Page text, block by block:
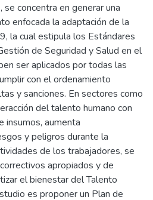
concentra en generar una
enfocada la adaptación de la
la cual estipula los Estándares
de Seguridad y Salud en el
ser aplicados por todas las
con el ordenamiento
y sanciones. En sectores como
del talento humano con
insumos, aumenta
y peligros durante la
de los trabajadores, se
apropiados y de
el bienestar del Talento
es proponer un Plan de